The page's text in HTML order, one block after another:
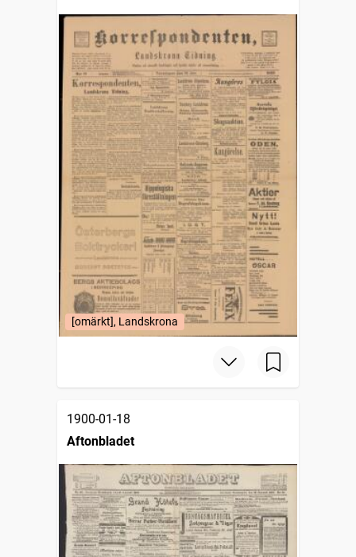
[omärkt], Landskrona
1900-01-18
Aftonbladet